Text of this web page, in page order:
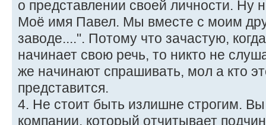
о представлении своей личности. Ну
Моё имя Павел. Мы вместе с моим
заводе....". Потому что зачастую,
начинает свою речь, то никто не
же начинают спрашивать, мол а кто
представится.
4. Не стоит быть излишне строгим.
компании, который отчитывает